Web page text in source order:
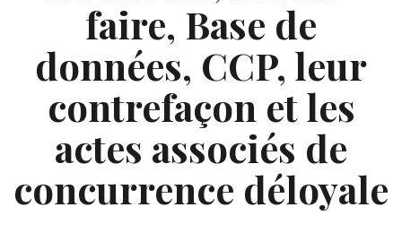
faire, Base de
données, CCP, leur
contrefaçon et les
actes associés de
concurrence déloyale